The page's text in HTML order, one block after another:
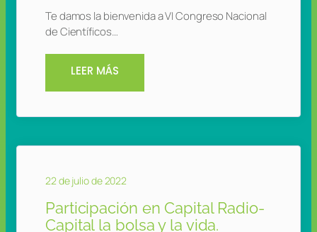
Te damos la bienvenida a VI Congreso Nacional
de Científicos…
LEER MÁS
22 de julio de 2022
Participación en Capital Radio-
Capital la bolsa y la vida.